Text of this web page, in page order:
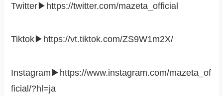
Twitter▶︎https://twitter.com/mazeta_official
Tiktok▶︎https://vt.tiktok.com/ZS9W1m2X/
Instagram▶︎https://www.instagram.com/mazeta_of
ficial/?hl=ja